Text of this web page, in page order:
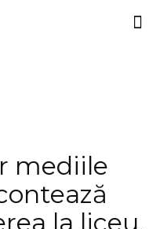
mediile
la liceu,